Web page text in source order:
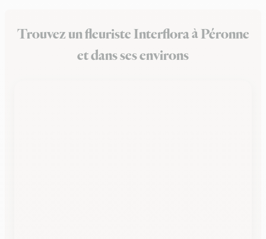
Trouvez un fleuriste Interflora à Péronne
et dans ses environs